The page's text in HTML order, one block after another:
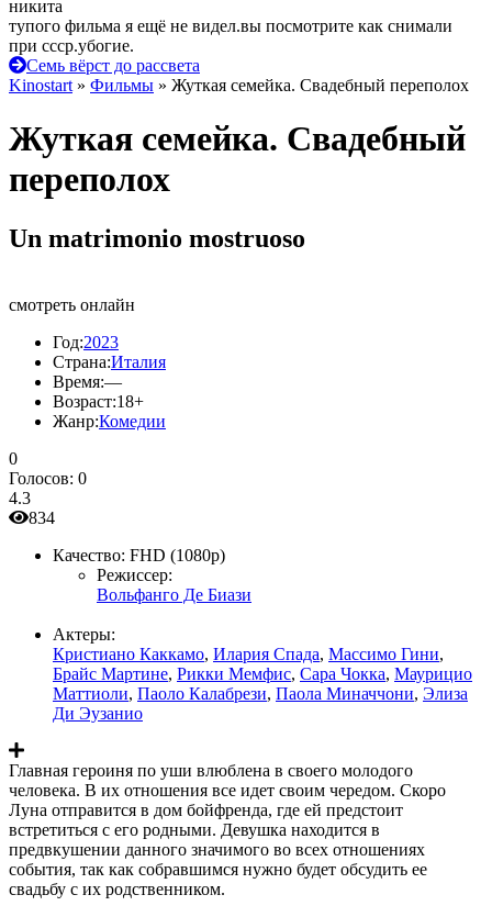
никита
тупого фильма я ещё не видел.вы посмотрите как снимали
при ссср.убогие.
Семь вёрст до рассвета
Kinostart » Фильмы » Жуткая семейка. Свадебный переполох
Жуткая семейка. Свадебный
переполох
Un matrimonio mostruoso
смотреть онлайн
Год:2023
Страна:Италия
Время:—
Возраст:18+
Жанр:Комедии
0
Голосов: 0
4.3
834
Качество: FHD (1080p)
Режиссер:
Вольфанго Де Биази
Актеры:
Кристиано Каккамо, Илария Спада, Массимо Гини,
Брайс Мартине, Рикки Мемфис, Сара Чокка, Маурицио
Маттиоли, Паоло Калабрези, Паола Миначчони, Элиза
Ди Эузанио
Главная героиня по уши влюблена в своего молодого
человека. В их отношения все идет своим чередом. Скоро
Луна отправится в дом бойфренда, где ей предстоит
встретиться с его родными. Девушка находится в
предвкушении данного значимого во всех отношениях
события, так как собравшимся нужно будет обсудить ее
свадьбу с их родственником.